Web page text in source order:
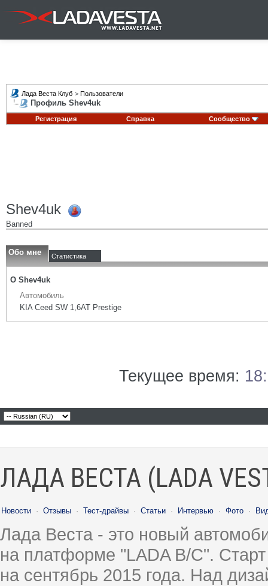
Лада Веста Клуб > Пользователи
Профиль Shev4uk
Регистрация Справка Сообщество
Shev4uk
Banned
Обо мне Статистика
О Shev4uk
Автомобиль
KIA Ceed SW 1,6AT Prestige
Текущее время:
ЛАДА ВЕСТА (LADA
Новости · Отзывы · Тест-драйвы · Статьи · Интервью · Фото ·
Лада Веста - это новый
на платформе "LADA B/C".
на сентябрь 2015 года. Над